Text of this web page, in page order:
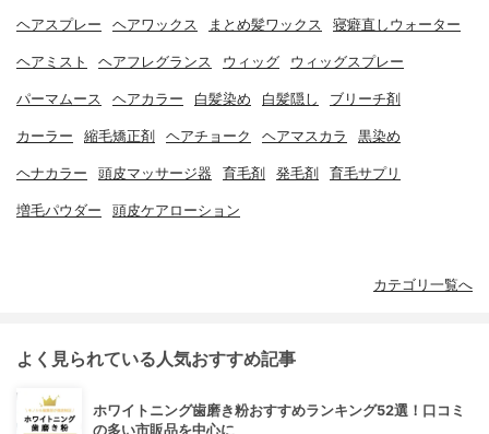
ヘアスプレー ヘアワックス まとめ髪ワックス 寝癖直しウォーター
ヘアミスト ヘアフレグランス ウィッグ ウィッグスプレー
パーマムース ヘアカラー 白髪染め 白髪隠し ブリーチ剤
カーラー 縮毛矯正剤 ヘアチョーク ヘアマスカラ 黒染め
ヘナカラー 頭皮マッサージ器 育毛剤 発毛剤 育毛サプリ
増毛パウダー 頭皮ケアローション
カテゴリ一覧へ
よく見られている人気おすすめ記事
ホワイトニング歯磨き粉おすすめランキング52選！口コミ
の多い市販品を中心に